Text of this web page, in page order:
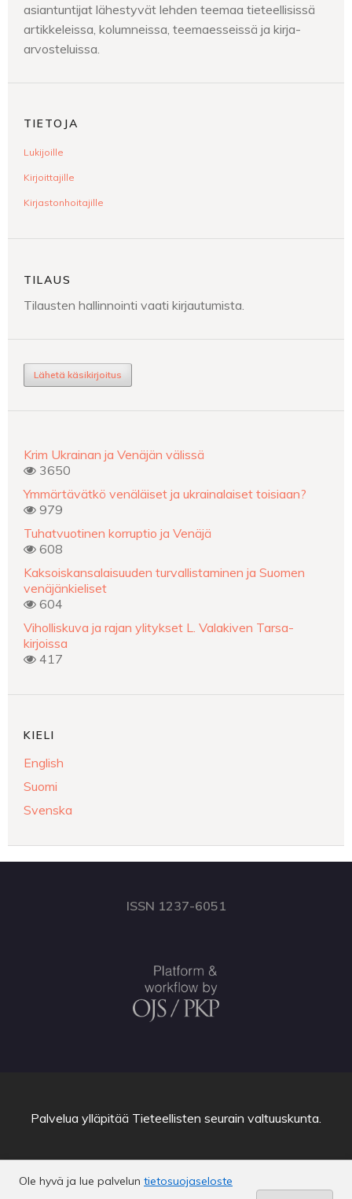
asiantuntijat lähestyvät lehden teemaa tieteellisissä
artikkeleissa, kolumneissa, teemaesseissä ja kirja-
arvosteluissa.
TIETOJA
Lukijoille
Kirjoittajille
Kirjastonhoitajille
TILAUS
Tilausten hallinnointi vaati kirjautumista.
Lähetä käsikirjoitus
Krim Ukrainan ja Venäjän välissä
3650
Ymmärtävätkö venäläiset ja ukrainalaiset toisiaan?
979
Tuhatvuotinen korruptio ja Venäjä
608
Kaksoiskansalaisuuden turvallistaminen ja Suomen
venäjänkieliset
604
Viholliskuva ja rajan ylitykset L. Valakiven Tarsa-
kirjoissa
417
KIELI
English
Suomi
Svenska
ISSN 1237-6051
Ole hyvä ja lue palvelun tietosuojaseloste
Palvelua ylläpitää Tieteellisten seurain valtuuskunta